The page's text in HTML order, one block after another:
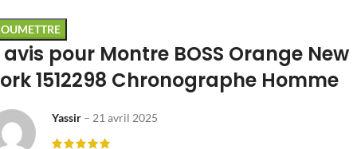
avis pour Montre BOSS Orange New
1512298 Chronographe Homme
Yassir – 21 avril 2025